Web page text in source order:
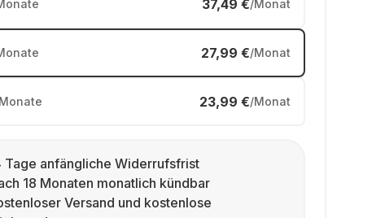
37,49 €/Monat
27,99 €/Monat
Monate 23,99 €/Monat
Tage anfängliche Widerrufsfrist
18 Monaten monatlich kündbar
Versand und kostenlose